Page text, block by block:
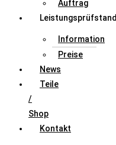
Auftrag
Leistungsprüfstand
Information
Preise
News
Teile
/
Shop
Kontakt